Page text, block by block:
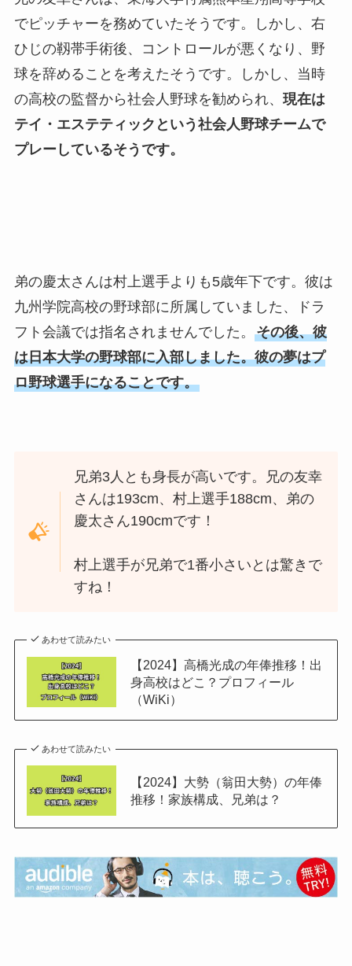
でピッチャーを務めていたそうです。しかし、右
ひじの靱帯手術後、コントロールが悪くなり、野
球を辞めることを考えたそうです。しかし、当時
の高校の監督から社会人野球を勧められ、 現在は
テイ・エステティックという社会人野球チームで
プレーしているそうです。
弟の慶太さんは村上選手よりも5歳年下です。彼は
九州学院高校の野球部に所属していました、ドラ
フト会議では指名されませんでした。 その後、彼
は日本大学の野球部に入部しました。彼の夢はプ
ロ野球選手になることです。
兄弟3人とも身長が高いです。兄の友幸
さんは193cm、村上選手188cm、弟の
慶太さん190cmです！
村上選手が兄弟で1番小さいとは驚きで
すね！
あわせて読みたい
【2024】高橋光成の年俸推移！出
身高校はどこ？プロフィール
（WiKi）
あわせて読みたい
【2024】大勢（翁田大勢）の年俸
推移！家族構成、兄弟は？